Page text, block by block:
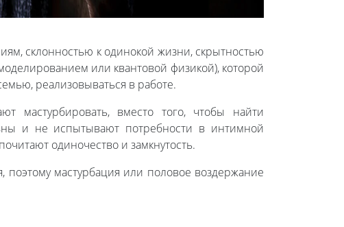
склонностью к одинокой жизни, скрытностью
или квантовой физикой), которой
реализовываться в работе.
мастурбировать, вместо того, чтобы найти
и не испытывают потребности в интимной
одиночество и замкнутость.
поэтому мастурбация или половое воздержание